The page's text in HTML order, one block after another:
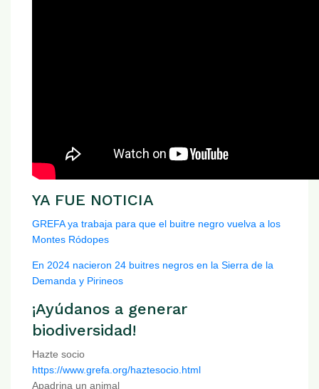
YA FUE NOTICIA
GREFA ya trabaja para que el buitre negro vuelva a los
Montes Ródopes
En 2024 nacieron 24 buitres negros en la Sierra de la
Demanda y Pirineos
¡Ayúdanos a generar
biodiversidad!
Hazte socio
https://www.grefa.org/haztesocio.html
Apadrina un animal